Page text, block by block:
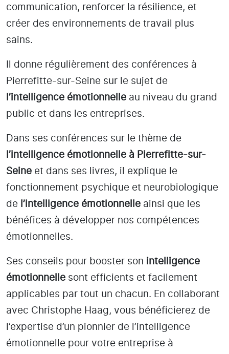
communication, renforcer la résilience, et
créer des environnements de travail plus
sains.
Il donne régulièrement des conférences à
Pierrefitte-sur-Seine sur le sujet de
l’intelligence émotionnelle au niveau du grand
public et dans les entreprises.
Dans ses conférences sur le thème de
l’intelligence émotionnelle à Pierrefitte-sur-
Seine et dans ses livres, il explique le
fonctionnement psychique et neurobiologique
de l’intelligence émotionnelle ainsi que les
bénéfices à développer nos compétences
émotionnelles.
Ses conseils pour booster son intelligence
émotionnelle sont efficients et facilement
applicables par tout un chacun. En collaborant
avec Christophe Haag, vous bénéficierez de
l’expertise d’un pionnier de l’intelligence
émotionnelle pour votre entreprise à